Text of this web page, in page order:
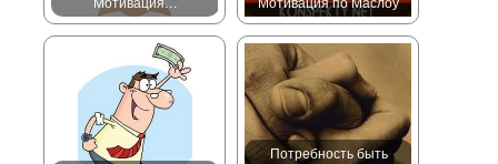
Потребность быть